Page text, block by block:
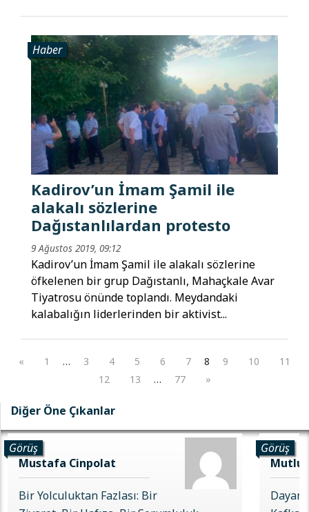
Haber
Kadirov’un İmam Şamil ile
alakalı sözlerine
Dağıstanlılardan protesto
9 Ağustos 2019, 09:12
Kadirov’un İmam Şamil ile alakalı sözlerine
öfkelenen bir grup Dağıstanlı, Mahaçkale Avar
Tiyatrosu önünde toplandı. Meydandaki
kalabalığın liderlerinden bir aktivist...
« 1 … 3 4 5 6 7 8 9 10
11
12
13 … 77 »
Diğer Öne Çıkanlar
Görüş
Mustafa Cinpolat
Bir Yolculuktan Fazlası: Bir
Görüş
Mutlu